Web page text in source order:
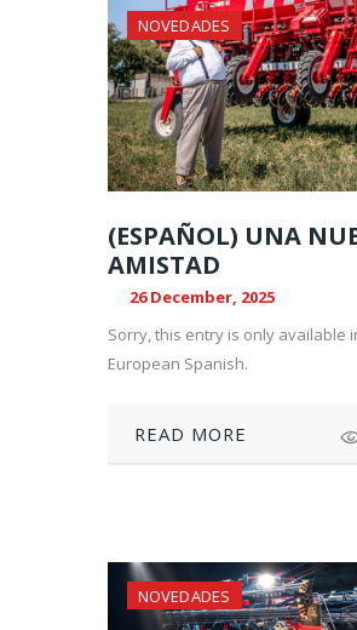
NOVEDADES
(ESPAÑOL) UNA
AMISTAD
26 December, 2025
Sorry, this entry is only available
European Spanish.
READ MORE
NOVEDADES